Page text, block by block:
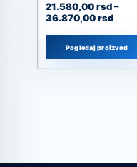
21.580,00rsd–
36.870,00rsd
Pogledaj proizvod